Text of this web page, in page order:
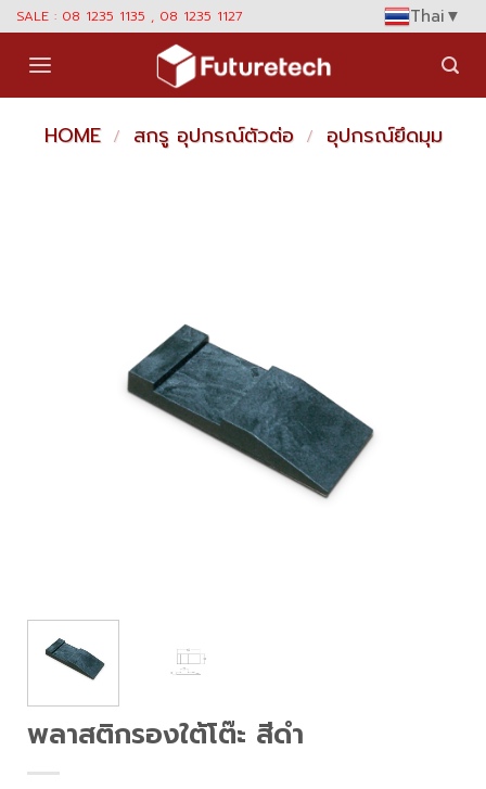
Skip
content
SALE : 08 1235 1135 , 08 1235 1127 Thai▼
HOME / สกรู อุปกรณ์ตัวต่อ / อุปกรณ์ยึดมุม
พลาสติกรองใต้โต๊ะ สีดำ